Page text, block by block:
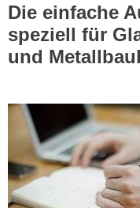
Die einfache
speziell für
und